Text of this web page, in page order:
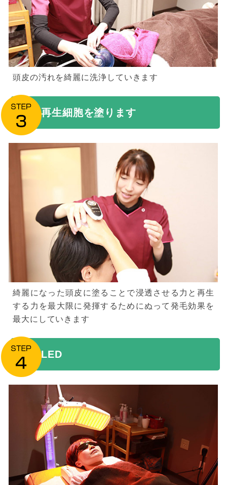
頭皮の汚れを綺麗に洗浄していきます
再生細胞を塗ります
綺麗になった頭皮に塗ることで浸透させる力と再生
する力を最大限に発揮するためにぬって発毛効果を
最大にしていきます
LED